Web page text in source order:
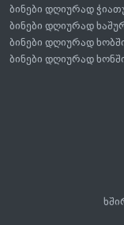
ბინები დღიურად
ბინები დღიურად
ბინები დღიურად
ბინები დღიურად